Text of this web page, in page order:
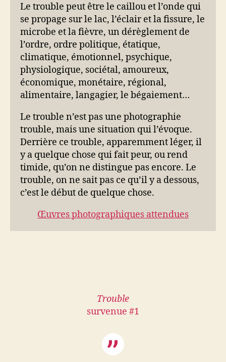
Le trouble peut être le caillou et l’onde qui
se propage sur le lac, l’éclair et la fissure, le
microbe et la fièvre, un dérèglement de
l’ordre, ordre politique, étatique,
climatique, émotionnel, psychique,
physiologique, sociétal, amoureux,
économique, monétaire, régional,
alimentaire, langagier, le bégaiement…
Le trouble n’est pas une photographie
trouble, mais une situation qui l’évoque.
Derrière ce trouble, apparemment léger, il
y a quelque chose qui fait peur, ou rend
timide, qu’on ne distingue pas encore. Le
trouble, on ne sait pas ce qu’il y a dessous,
c’est le début de quelque chose.
Œuvres photographiques attendues
Trouble
survenue #1